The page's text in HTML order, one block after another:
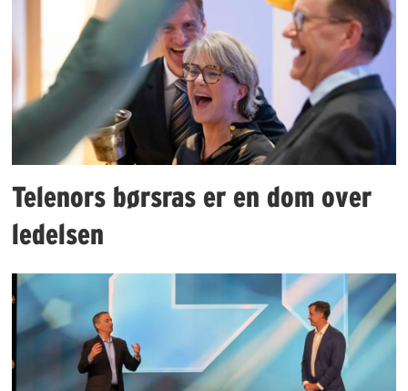
Telenors børsras er en dom over
ledelsen